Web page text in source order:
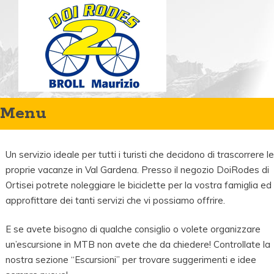
Sab: 9.00 - 12.00
Menu
Skip
to
content
Un servizio ideale per tutti i turisti che decidono di trascorrere le
proprie vacanze in Val Gardena. Presso il negozio DoiRodes di
Ortisei potrete noleggiare le biciclette per la vostra famiglia ed
approfittare dei tanti servizi che vi possiamo offrire.
E se avete bisogno di qualche consiglio o volete organizzare
un’escursione in MTB non avete che da chiedere! Controllate la
nostra sezione “Escursioni” per trovare suggerimenti e idee